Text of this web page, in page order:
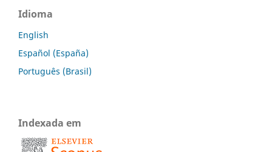
Idioma
English
Español (España)
Português (Brasil)
Indexada em